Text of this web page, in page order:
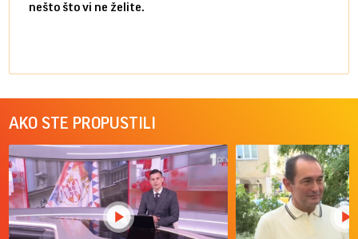
nešto što vi ne želite.
AKO STE PROPUSTILI